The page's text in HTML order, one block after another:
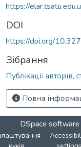
https://
DOI
https://doi.org/
Зібрання
Публікації авторів,
Повна
DSpace software